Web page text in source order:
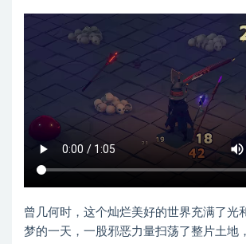
曾几何时，这个灿烂美好的世界充满了光
梦的一天，一股邪恶力量扫荡了整片土地